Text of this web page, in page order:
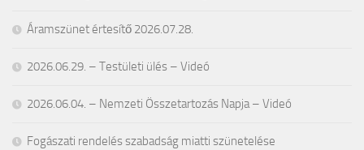
Áramszünet értesítő 2026.07.28.
2026.06.29. – Testületi ülés – Videó
2026.06.04. – Nemzeti Összetartozás Napja – Videó
Fogászati rendelés szabadság miatti szünetelése